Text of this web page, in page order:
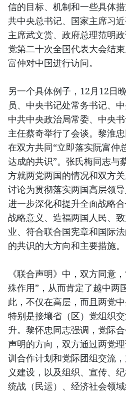
信的目标、机制和一些具体
共中央总书记、国家主席习
主席武文赏、政府总理范明
党第二十次全国代表大会结
富仲对中国进行访问。
另一个具体例子，12月12日
员、中央书记处常务书记、
中共中央政治局常委、中央
主任蔡奇举行了会谈。黎淮
在双方共同“立即落实阮富仲
达成的共识”。张氏梅同志与
方就两党两国的情况和双方
讨论为贯彻落实两国高层领
进一步深化和提升全面战略
战略意义、造福两国人民、
业、符合联合国宪章和国际
的共识的大方向和主要措施。
《联合声明》中，双方同意
殊作用”，从而肯定了越中两
此，不仅在高层，而且两党
特别是接壤省（区）党组织
升。黎怀忠同志强调，党际
声明的方向，双方通过两党
训合作计划和党际团组交流
义建设，以及组织、宣传、
统战（民运）、经济社会领